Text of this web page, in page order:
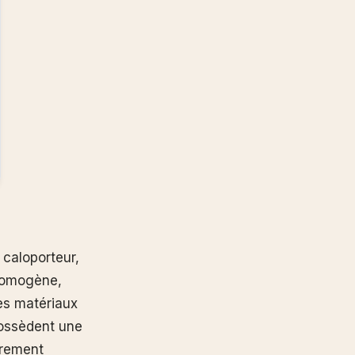
matériaux
une